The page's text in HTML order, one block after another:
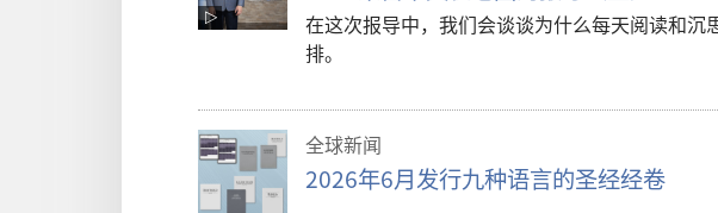
在这次报导中，我们会谈谈为什么每天阅读和
排。
全球新闻
2026年6月发行九种语言的圣经经卷